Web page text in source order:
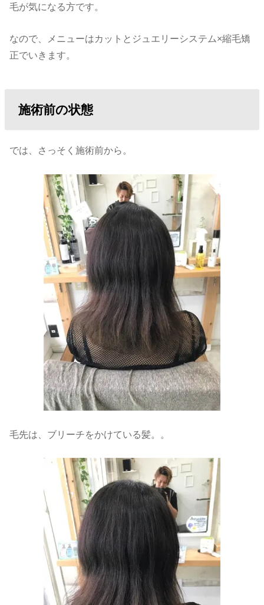
毛が気になる方です。
なので、メニューはカットとジュエリーシステム×縮毛矯
正でいきます。
施術前の状態
では、さっそく施術前から。
毛先は、ブリーチをかけている髪。。